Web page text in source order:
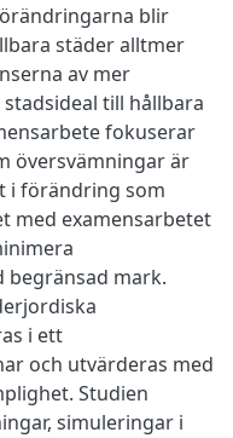
blir
städer alltmer
av mer
till hållbara
fokuserar
översvämningar är
i förändring som
med examensarbetet
begränsad mark.
i ett
och utvärderas med
Studien
simuleringar i